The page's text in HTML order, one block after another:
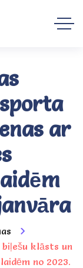
ar
klāsts un
no 2023.